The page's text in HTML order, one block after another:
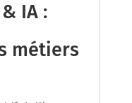
IA :
métiers